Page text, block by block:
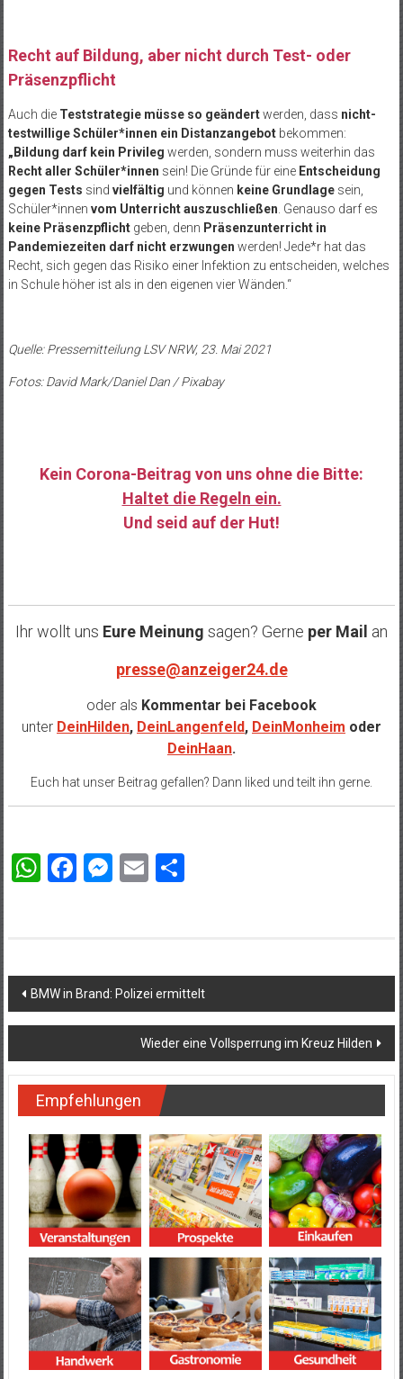
Recht auf Bildung, aber nicht durch Test- oder
Präsenzpflicht
Auch die Teststrategie müsse so geändertwerden, dass nicht-
testwillige Schüler*innen ein Distanzangebotbekommen:
„Bildung darf kein Privileg werden, sondern muss weiterhin das
Recht aller Schüler*innen sein! Die Gründe für eine Entscheidung
gegen Tests sind vielfältig und können keine Grundlagesein,
Schüler*innen vom Unterricht auszuschließen . Genauso darf es
keine Präsenzpflichtgeben, denn Präsenzunterricht in
Pandemiezeiten darf nicht erzwungen werden! Jede*r hat das
Recht, sich gegen das Risiko einer Infektion zu entscheiden, welches
in Schule höher ist als in den eigenen vier Wänden.“
Quelle: Pressemitteilung LSV NRW, 23. Mai 2021
Fotos: David Mark/Daniel Dan / Pixabay
Kein Corona-Beitrag von uns ohne die Bitte:
Haltet die Regeln ein.
Und seid auf der Hut!
Ihr wollt uns Eure Meinung sagen? Gerne per Mail an
presse@anzeiger24.de
oder als Kommentar bei Facebook
unter DeinHilden, DeinLangenfeld, DeinMonheim oder
DeinHaan.
Euch hat unser Beitrag gefallen? Dann liked und teilt ihn gerne.
WhatsApp
Facebook
Messenger
EmailTeilen
Beitragsnavigation
BMW in Brand: Polizei ermittelt
Wieder eine Vollsperrung im Kreuz Hilden
Empfehlungen